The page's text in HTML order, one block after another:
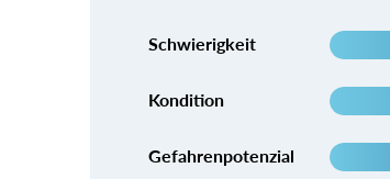
Schwierigkeit
Kondition
Gefahrenpotenzial